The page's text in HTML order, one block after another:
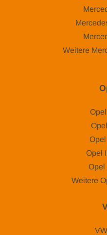
Weitere
Opel
Opel
Weitere